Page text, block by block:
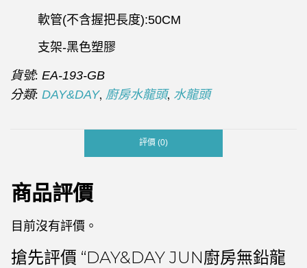
軟管(不含握把長度):50CM
支架-黑色塑膠
貨號: EA-193-GB
分類: DAY&DAY, 廚房水龍頭, 水龍頭
評價 (0)
商品評價
目前沒有評價。
搶先評價 “DAY&DAY JUN廚房無鉛龍